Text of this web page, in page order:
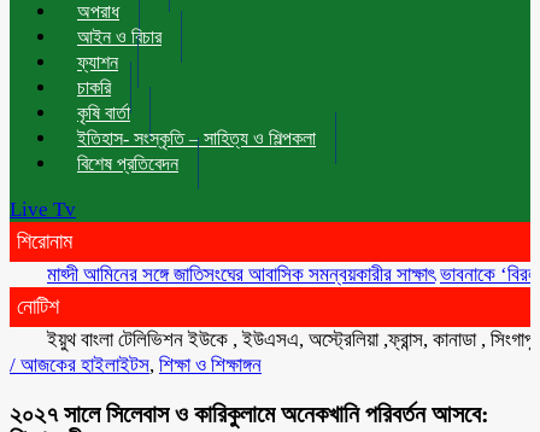
অপরাধ
আইন ও বিচার
ফ্যাশন
চাকরি
কৃষি বার্তা
ইতিহাস- সংস্কৃতি – সাহিত্য ও শিল্পকলা
বিশেষ প্রতিবেদন
Live Tv
শিরোনাম
আমিনের সঙ্গে জাতিসংঘের আবাসিক সমন্বয়কারীর সাক্ষাৎ ভাবনাকে ‘বিরল
নোটিশ
বাংলা টেলিভিশন ইউকে , ইউএসএ, অস্ট্রেলিয়া ,ফ্রান্স, কানাডা , সিংগাপুর ,
/ আজকের হাইলাইটস, শিক্ষা ও শিক্ষাঙ্গন
২০২৭ সালে সিলেবাস ও কারিকুলামে অনেকখানি পরিবর্তন আসবে: